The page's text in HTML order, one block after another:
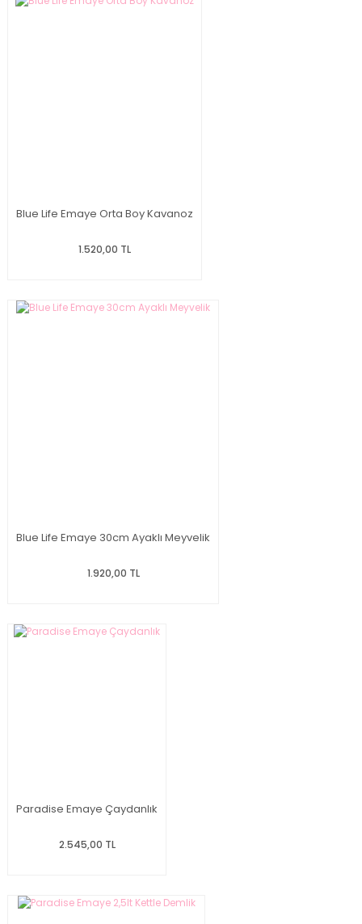
Blue Life Emaye Orta Boy Kavanoz
1.520,00 TL
Blue Life Emaye 30cm Ayaklı Meyvelik
1.920,00 TL
Paradise Emaye Çaydanlık
2.545,00 TL